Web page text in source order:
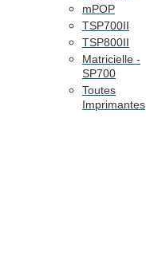
mPOP
TSP700II
TSP800II
Matricielle -
SP700
Toutes
Imprimantes